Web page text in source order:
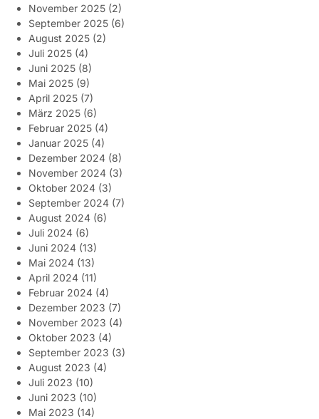
November 2025 (2)
September 2025 (6)
August 2025 (2)
Juli 2025 (4)
Juni 2025 (8)
Mai 2025 (9)
April 2025 (7)
März 2025 (6)
Februar 2025 (4)
Januar 2025 (4)
Dezember 2024 (8)
November 2024 (3)
Oktober 2024 (3)
September 2024 (7)
August 2024 (6)
Juli 2024 (6)
Juni 2024 (13)
Mai 2024 (13)
April 2024 (11)
Februar 2024 (4)
Dezember 2023 (7)
November 2023 (4)
Oktober 2023 (4)
September 2023 (3)
August 2023 (4)
Juli 2023 (10)
Juni 2023 (10)
Mai 2023 (14)